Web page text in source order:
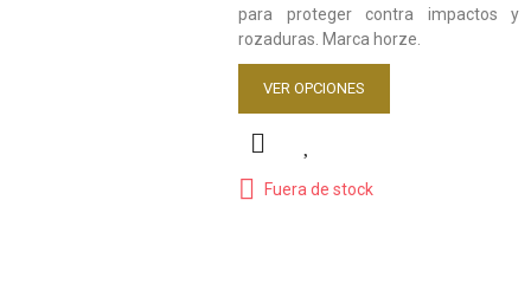
para proteger contra impactos y
rozaduras. Marca horze.
VER OPCIONES
Fuera de stock